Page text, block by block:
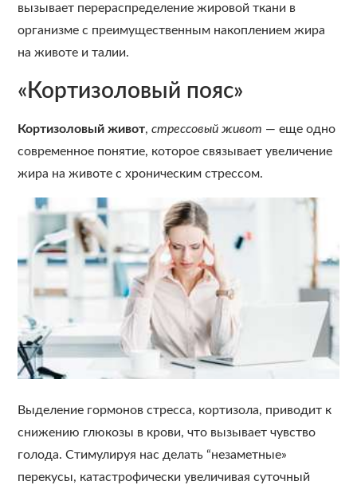
вызывает перераспределение жировой ткани в
организме с преимущественным накоплением жира
на животе и талии.
«Кортизоловый пояс»
Кортизоловый живот,стрессовый живот — еще одно
современное понятие, которое связывает увеличение
жира на животе с хроническим стрессом.
Выделение гормонов стресса, кортизола, приводит к
снижению глюкозы в крови, что вызывает чувство
голода. Стимулируя нас делать “незаметные»
перекусы, катастрофически увеличивая суточный